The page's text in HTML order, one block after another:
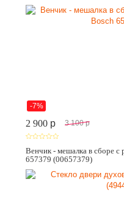
-7%
2 900 p 3 100 p
Венчик - мешалка в сборе с
657379 (00657379)